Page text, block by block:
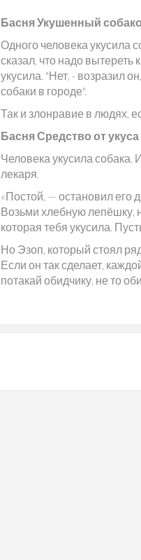
Басня Укушенный
Одного человека укусила
сказал, что надо вытереть
укусила. "Нет, - возразил
собаки в городе".
Так и злонравие в людях,
Басня Средство от
Человека укусила собака.
лекаря.
«Постой, — остановил его
Возьми хлебную лепёшку,
которая тебя укусила.
Но Эзоп, который стоял
Если он так сделает,
потакай обидчику, не то